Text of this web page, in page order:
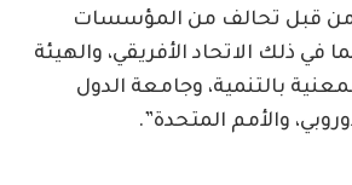
قبل تحالف من المؤسسات
في ذلك الاتحاد الأفريقي، والهيئة
بالتنمية، وجامعة الدول
والأمم المتحدة”.